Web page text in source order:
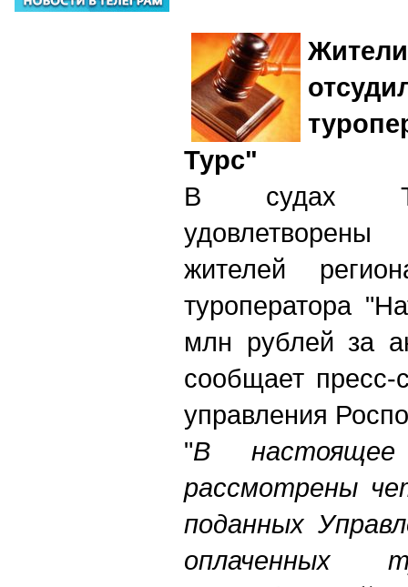
Турс"
В судах
удовлетворены
жителей
туроператора
млн рублей за
сообщает пресс-
управления
"В
рассмотрены
поданных
оплаченных